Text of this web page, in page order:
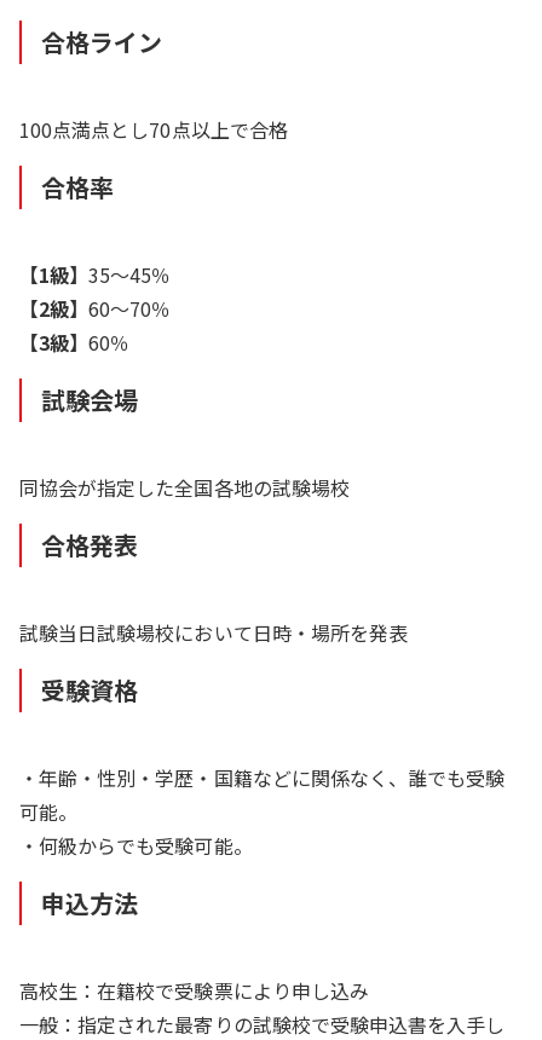
合格ライン
100点満点とし70点以上で合格
合格率
【1級】35～45％
【2級】60～70％
【3級】60％
試験会場
同協会が指定した全国各地の試験場校
合格発表
試験当日試験場校において日時・場所を発表
受験資格
・年齢・性別・学歴・国籍などに関係なく、誰でも受験
可能。
・何級からでも受験可能。
申込方法
高校生：在籍校で受験票により申し込み
一般：指定された最寄りの試験校で受験申込書を入手し